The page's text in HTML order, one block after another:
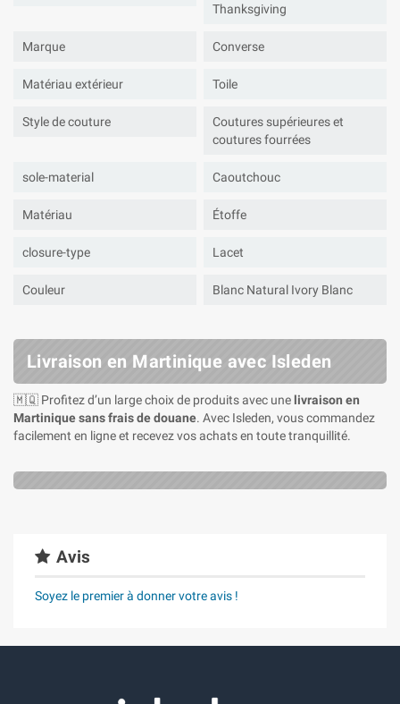
Thanksgiving
Marque Converse
Matériau extérieur Toile
Style de couture
Coutures supérieures et
coutures fourrées
sole-material Caoutchouc
Matériau Étoffe
closure-type Lacet
Couleur Blanc Natural Ivory Blanc
Livraison en Martinique avec Isleden
🇲🇶 Profitez d’un large choix de produits avec une livraison en
Martinique sans frais de douane. Avec Isleden, vous commandez
facilement en ligne et recevez vos achats en toute tranquillité.
Avis
Soyez le premier à donner votre avis !